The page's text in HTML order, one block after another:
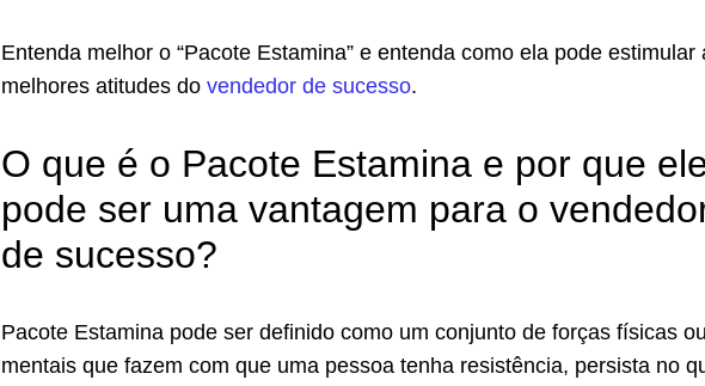
Entenda melhor o “Pacote Estamina” e entenda como ela pode estimular
melhores atitudes do vendedor de sucesso.
O que é o Pacote Estamina e por que
pode ser uma vantagem para o
de sucesso?
Pacote Estamina pode ser definido como um conjunto de forças físicas ou
mentais que fazem com que uma pessoa tenha resistência, persista no